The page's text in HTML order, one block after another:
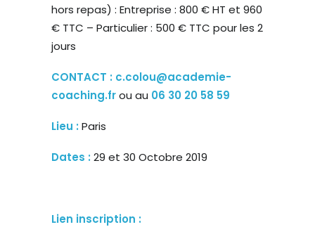
hors repas) : Entreprise : 800 € HT et 960
€ TTC – Particulier : 500 € TTC pour les 2
jours
CONTACT : c.colou@academie-
coaching.frou au 06 30 20 58 59
Lieu : Paris
Dates : 29 et 30 Octobre 2019
Lien inscription :